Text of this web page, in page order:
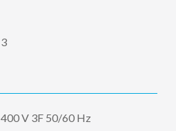
3
400 V 3F 50/60 Hz